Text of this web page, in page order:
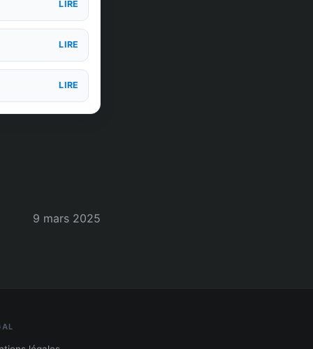
LIRE
LIRE
LIRE
9 mars 2025